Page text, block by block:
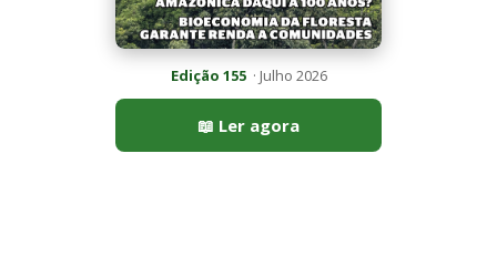
Edição 155· Julho 2026
📖 Ler agora